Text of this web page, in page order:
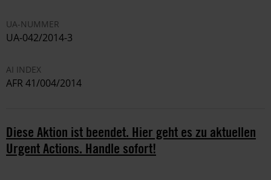
UA-NUMMER
UA-042/2014-3
AI INDEX
AFR 41/004/2014
Diese Aktion ist beendet. Hier geht es zu aktuellen
Urgent Actions. Handle sofort!